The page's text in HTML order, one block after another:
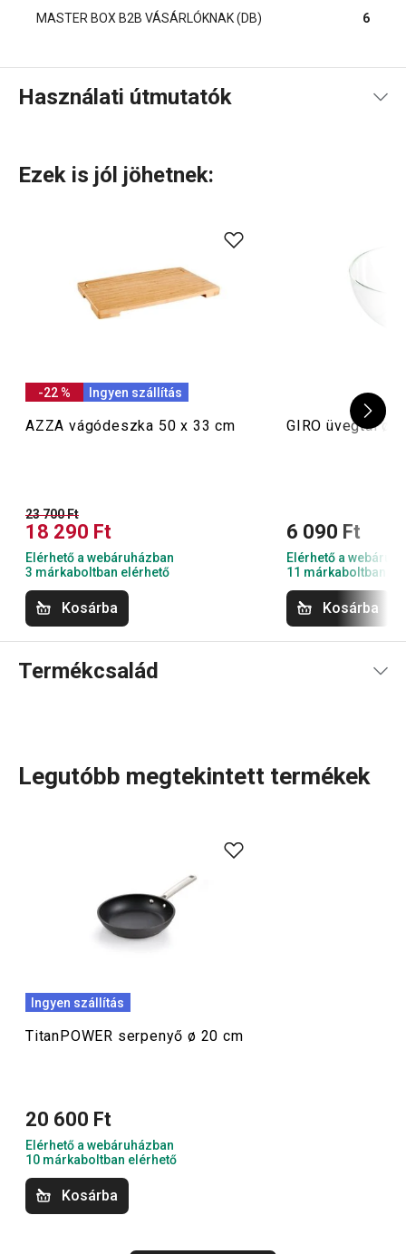
MASTER BOX B2B VÁSÁRLÓKNAK (DB) 6
Használati útmutatók
Ezek is jól jöhetnek:
-22 % Ingyen szállítás
AZZA vágódeszka 50 x 33 cm
23 700 Ft
18 290 Ft
Elérhető a webáruházban
3 márkaboltban elérhető
Kosárba
GIRO üvegtál ø
6 090 Ft
Elérhető a
11 márkaboltban
Kosárba
Termékcsalád
típusú tűzhelyhez, beleértve az indukciós főzőlapokat is
Igazi titánok a konyhában! Ezek a luxus
indukciós aljjal és extra tartós, tapadásmentes
titánbevonattal rendelkeznek. Minimális zsiradékkal is
kiválóan lehet bennük főzni és sütni. Sütőbe is tehetők, és
ellenáll.
Legutóbb megtekintett termékek
Ingyen szállítás
TitanPOWER serpenyő ø 20 cm
20 600 Ft
Elérhető a webáruházban
10 márkaboltban elérhető
Kosárba